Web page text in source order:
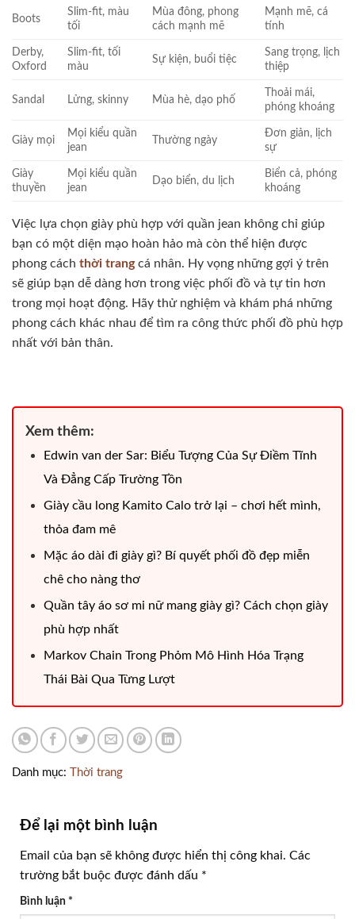
Boots
Slim-fit, màu
tối
Mùa đông, phong
cách mạnh mẽ
Mạnh mẽ, cá
tính
Derby,
Oxford
Slim-fit, tối
màu
Sự kiện, buổi tiệc
Sang trọng, lịch
thiệp
Sandal Lửng, skinny Mùa hè, dạo phố
Thoải mái,
phóng khoáng
Giày mọi
Mọi kiểu quần
jean
Thường ngày
Đơn giản, lịch
sự
Giày
thuyền
Mọi kiểu quần
jean
Dạo biển, du lịch
Biển cả, phóng
khoáng
Việc lựa chọn giày phù hợp với quần jean không chỉ giúp
bạn có một diện mạo hoàn hảo mà còn thể hiện được
phong cách thời trangcá nhân. Hy vọng những gợi ý trên
sẽ giúp bạn dễ dàng hơn trong việc phối đồ và tự tin hơn
trong mọi hoạt động. Hãy thử nghiệm và khám phá những
phong cách khác nhau để tìm ra công thức phối đồ phù hợp
nhất với bản thân.
Xem thêm:
Edwin van der Sar: Biểu Tượng Của Sự Điềm Tĩnh
Và Đẳng Cấp Trường Tồn
Giày cầu long Kamito Calo trở lại – chơi hết mình,
thỏa đam mê
Mặc áo dài đi giày gì? Bí quyết phối đồ đẹp miễn
chê cho nàng thơ
Quần tây áo sơ mi nữ mang giày gì? Cách chọn giày
phù hợp nhất
Markov Chain Trong Phỏm Mô Hình Hóa Trạng
Thái Bài Qua Từng Lượt
Danh mục: Thời trang
Để lại một bình luận
Email của bạn sẽ không được hiển thị công khai. Các
trường bắt buộc được đánh dấu *
Bình luận *